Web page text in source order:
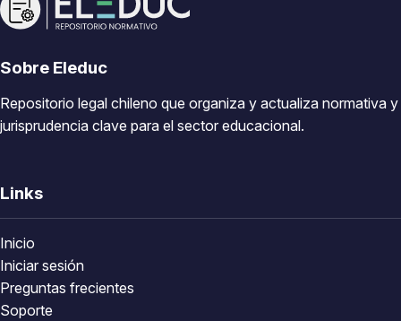
Sobre Eleduc
Repositorio legal chileno que organiza y actualiza normativa y
jurisprudencia clave para el sector educacional.
Links
Inicio
Iniciar sesión
Preguntas frecientes
Soporte